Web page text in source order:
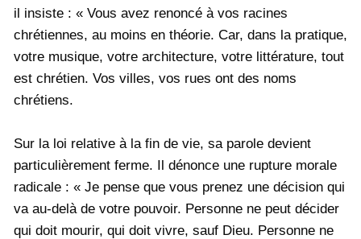
il insiste : « Vous avez renoncé à vos racines
chrétiennes, au moins en théorie. Car, dans la pratique,
votre musique, votre architecture, votre littérature, tout
est chrétien. Vos villes, vos rues ont des noms
chrétiens.
Sur la loi relative à la fin de vie, sa parole devient
particulièrement ferme. Il dénonce une rupture morale
radicale : « Je pense que vous prenez une décision qui
va au-delà de votre pouvoir. Personne ne peut décider
qui doit mourir, qui doit vivre, sauf Dieu. Personne ne